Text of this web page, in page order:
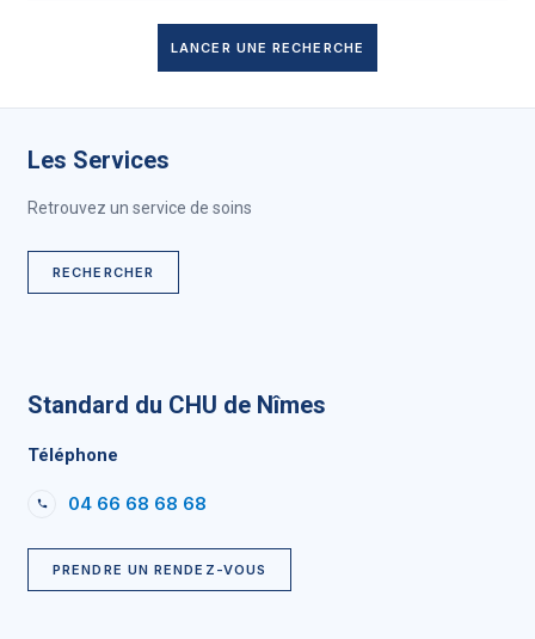
LANCER UNE RECHERCHE
Les Services
Retrouvez un service de soins
RECHERCHER
Standard du CHU de Nîmes
Téléphone
04 66 68 68 68
PRENDRE UN RENDEZ-VOUS